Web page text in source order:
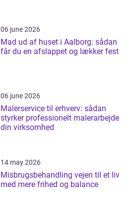
06 june 2026
Mad ud af huset i Aalborg: sådan
får du en afslappet og lækker fest
06 june 2026
Malerservice til erhverv: sådan
styrker professionelt malerarbejde
din virksomhed
14 may 2026
Misbrugsbehandling vejen til et liv
med mere frihed og balance